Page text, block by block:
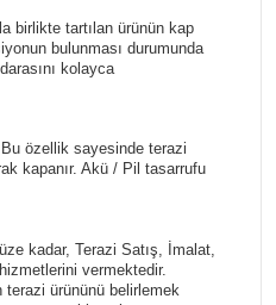
birlikte tartılan ürünün kap
bulunması durumunda
kolayca
özellik sayesinde terazi
kapanır. Akü / Pil tasarrufu
kadar, Terazi Satış, İmalat,
vermektedir.
terazi ürününü belirlemek